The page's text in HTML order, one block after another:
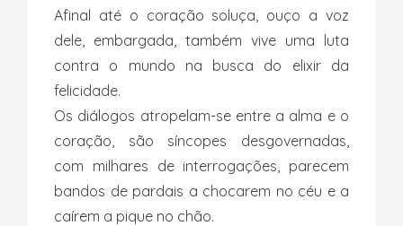
Afinal até o coração soluça, ouço a voz
dele, embargada, também vive uma luta
contra o mundo na busca do elixir da
felicidade.
Os diálogos atropelam-se entre a alma e o
coração, são síncopes desgovernadas,
com milhares de interrogações, parecem
bandos de pardais a chocarem no céu e a
caírem a pique no chão.